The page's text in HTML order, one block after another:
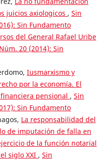
juicios axiologicos , Sin
Sin Fundamento
del General Rafael Uribe
20 (2014): Sin
Iusmarxismo y
por la economía. El
pensional , Sin
Sin Fundamento
La responsabilidad del
de imputación de falla en
de la función notarial
siglo XXI , Sin